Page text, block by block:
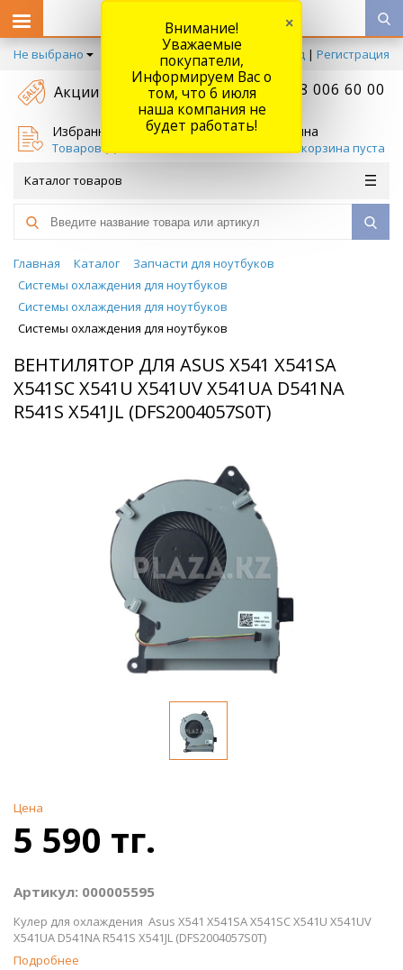
Не выбрано Вход | Регистрация
Акции +7 778 006 60 00
Избранное
Товаров (
Корзина
Ваша корзина пуста
Каталог товаров
Главная Каталог
Запчасти для ноутбуков
Системы охлаждения для ноутбуков
Системы охлаждения для ноутбуков
Системы охлаждения для ноутбуков
ВЕНТИЛЯТОР ДЛЯ ASUS X541 X541SA
X541SC X541U X541UV X541UA D541NA
R541S X541JL (DFS2004057S0T)
Цена
5 590 тг.
Артикул: 000005595
Кулер для охлаждения Asus X541 X541SA X541SC X541U X541UV
X541UA D541NA R541S X541JL (DFS2004057S0T)
Подробнее
Внимание!
Уважаемые
покупатели,
Информируем Вас о
том, что 6 июля
наша компания не
будет работать!
×